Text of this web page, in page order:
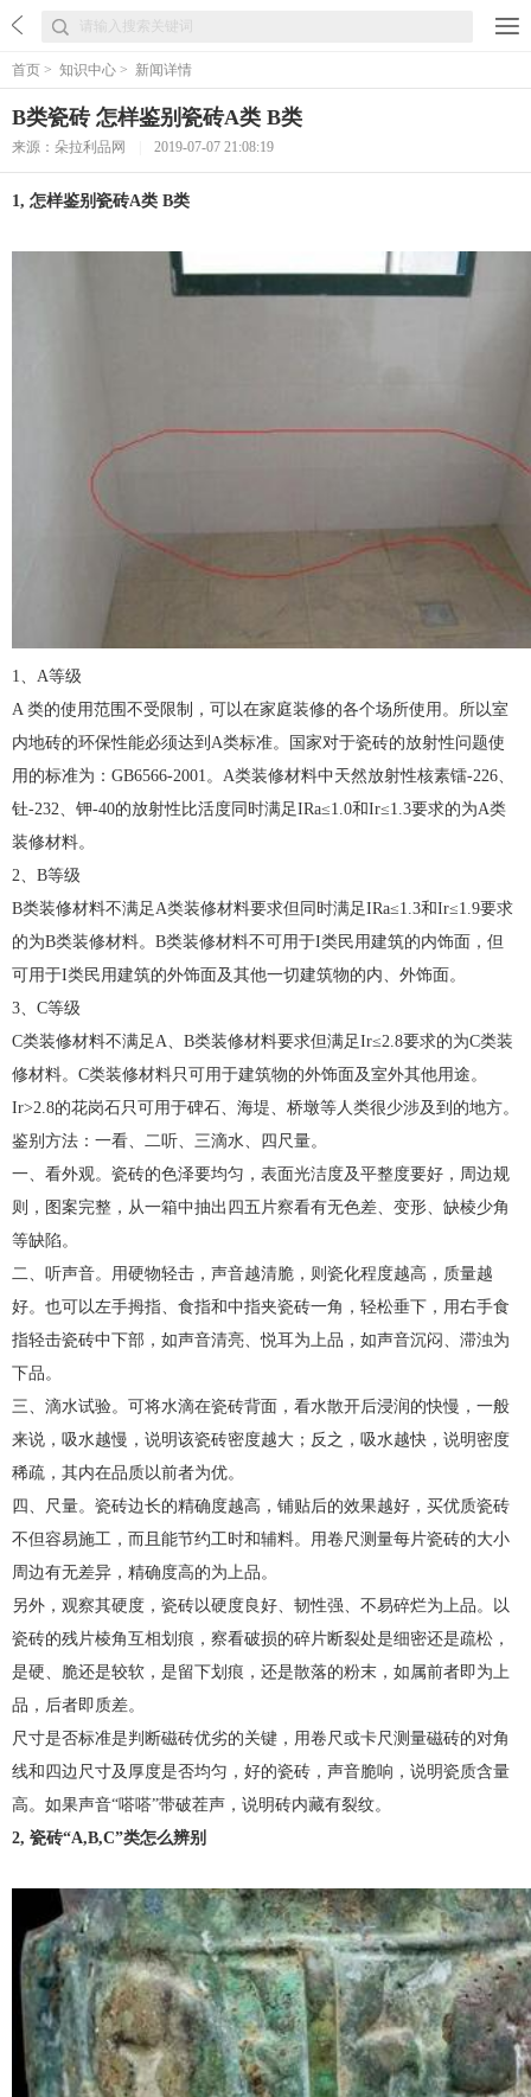
首页 > 知识中心 > 新闻详情
B类瓷砖 怎样鉴别瓷砖A类 B类
来源：朵拉利品网 2019-07-07 21:08:19
1, 怎样鉴别瓷砖A类 B类
1、A等级
A 类的使用范围不受限制，可以在家庭装修的各个场所使用。所以室
内地砖的环保性能必须达到A类标准。国家对于瓷砖的放射性问题使
用的标准为：GB6566-2001。A类装修材料中天然放射性核素镭-226、
钍-232、钾-40的放射性比活度同时满足IRa≤1.0和Ir≤1.3要求的为A类
装修材料。
2、B等级
B类装修材料不满足A类装修材料要求但同时满足IRa≤1.3和Ir≤1.9要求
的为B类装修材料。B类装修材料不可用于I类民用建筑的内饰面，但
可用于I类民用建筑的外饰面及其他一切建筑物的内、外饰面。
3、C等级
C类装修材料不满足A、B类装修材料要求但满足Ir≤2.8要求的为C类装
修材料。C类装修材料只可用于建筑物的外饰面及室外其他用途。
Ir>2.8的花岗石只可用于碑石、海堤、桥墩等人类很少涉及到的地方。
鉴别方法：一看、二听、三滴水、四尺量。
一、看外观。瓷砖的色泽要均匀，表面光洁度及平整度要好，周边规
则，图案完整，从一箱中抽出四五片察看有无色差、变形、缺棱少角
等缺陷。
二、听声音。用硬物轻击，声音越清脆，则瓷化程度越高，质量越
好。也可以左手拇指、食指和中指夹瓷砖一角，轻松垂下，用右手食
指轻击瓷砖中下部，如声音清亮、悦耳为上品，如声音沉闷、滞浊为
下品。
三、滴水试验。可将水滴在瓷砖背面，看水散开后浸润的快慢，一般
来说，吸水越慢，说明该瓷砖密度越大；反之，吸水越快，说明密度
稀疏，其内在品质以前者为优。
四、尺量。瓷砖边长的精确度越高，铺贴后的效果越好，买优质瓷砖
不但容易施工，而且能节约工时和辅料。用卷尺测量每片瓷砖的大小
周边有无差异，精确度高的为上品。
另外，观察其硬度，瓷砖以硬度良好、韧性强、不易碎烂为上品。以
瓷砖的残片棱角互相划痕，察看破损的碎片断裂处是细密还是疏松，
是硬、脆还是较软，是留下划痕，还是散落的粉末，如属前者即为上
品，后者即质差。
尺寸是否标准是判断磁砖优劣的关键，用卷尺或卡尺测量磁砖的对角
线和四边尺寸及厚度是否均匀，好的瓷砖，声音脆响，说明瓷质含量
高。如果声音“嗒嗒”带破茬声，说明砖内藏有裂纹。
2, 瓷砖“A,B,C”类怎么辨别